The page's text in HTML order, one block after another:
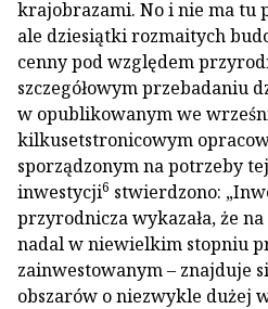
krajobrazami. No i nie ma tu
ale dziesiątki rozmaitych
cenny pod względem
szczegółowym przebadaniu
w opublikowanym we
kilkusetstronicowym
sporządzonym na potrzeby tej
inwestycji6 stwierdzono:
przyrodnicza wykazała, że
nadal w niewielkim stopniu
zainwestowanym – znajduje
obszarów o niezwykle dużej